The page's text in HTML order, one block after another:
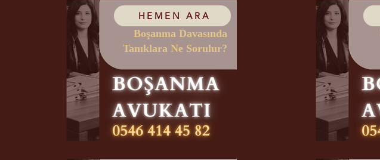
HEMEN ARA
Boşanma Davasında
Tanıklara Ne Sorulur?